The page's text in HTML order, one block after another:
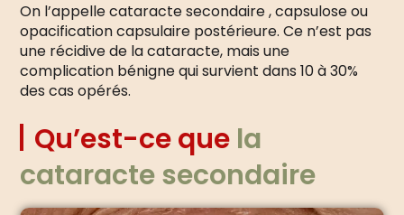
On l’appelle cataracte secondaire , capsulose ou
opacification capsulaire postérieure. Ce n’est pas
une récidive de la cataracte, mais une
complication bénigne qui survient dans 10 à 30%
des cas opérés.
Qu’est-ce que la
cataracte secondaire